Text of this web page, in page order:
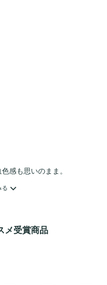
感も思いのまま。
る
メ受賞商品